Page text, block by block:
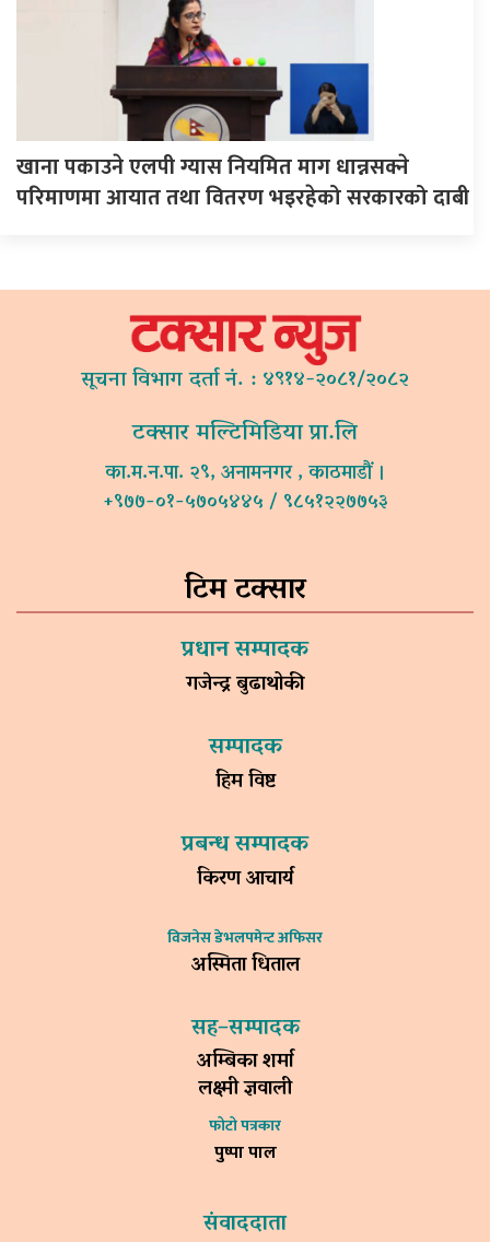
खाना पकाउने एलपी ग्यास नियमित माग धान्नसक्ने
परिमाणमा आयात तथा वितरण भइरहेको सरकारको दाबी
सूचना विभाग दर्ता नं. : ४९१४-२०८१/२०८२
टक्सार मल्टिमिडिया प्रा.लि
का.म.न.पा. २९, अनामनगर , काठमाडौं ।
+९७७-०१-५७०५४४५ / ९८५१२२७७५३
टिम टक्सार
प्रधान सम्पादक
गजेन्द्र बुढाथोकी
सम्पादक
हिम विष्ट
प्रबन्ध सम्पादक
किरण आचार्य
विजनेस डेभलपमेन्ट अफिसर
अस्मिता धिताल
सह–सम्पादक
अम्बिका शर्मा
लक्ष्मी ज्ञवाली
फोटो पत्रकार
पुष्पा पाल
संवाददाता